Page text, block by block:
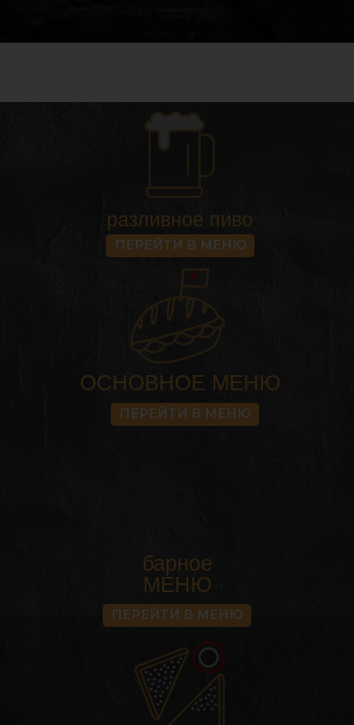
разливное пиво
ОСНОВНОЕ МЕНЮ
ПЕРЕЙТИ В МЕНЮ
ПЕРЕЙТИ В МЕНЮ
барное
МЕНЮ
ПЕРЕЙТИ В МЕНЮ